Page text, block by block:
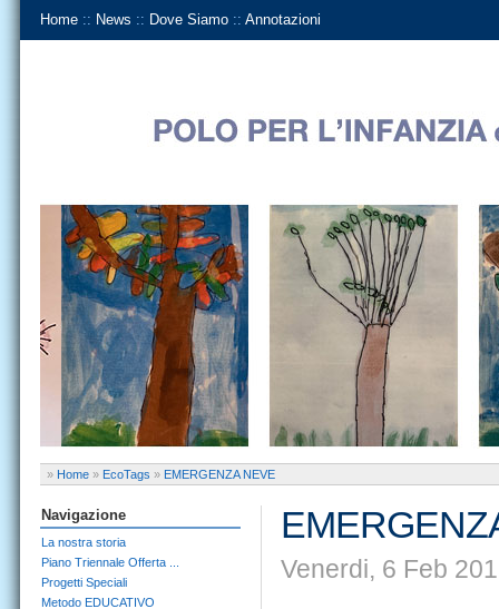
Home :: News :: Dove Siamo :: Annotazioni
» Home » EcoTags » EMERGENZA NEVE
Venerdi, 6 Feb
Navigazione
La nostra storia
Piano Triennale Offerta ...
Progetti Speciali
Metodo EDUCATIVO